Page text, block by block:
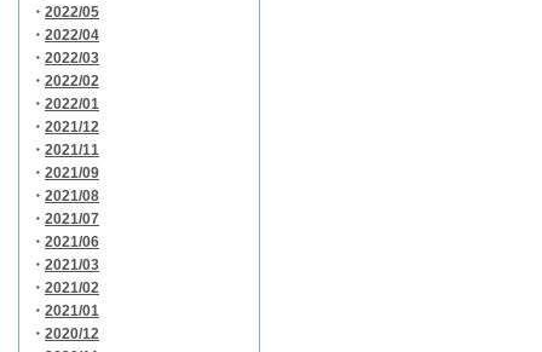
・ 2022/05
・ 2022/04
・ 2022/03
・ 2022/02
・ 2022/01
・ 2021/12
・ 2021/11
・ 2021/09
・ 2021/08
・ 2021/07
・ 2021/06
・ 2021/03
・ 2021/02
・ 2021/01
・ 2020/12